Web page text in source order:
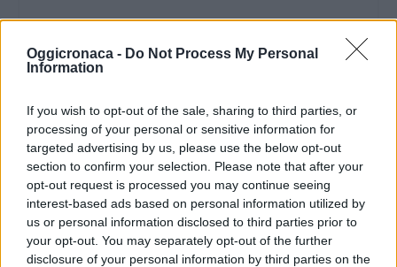
Oggicronaca - Do Not Process My Personal
Information
If you wish to opt-out of the sale, sharing to third parties, or
processing of your personal or sensitive information for
targeted advertising by us, please use the below opt-out
section to confirm your selection. Please note that after your
opt-out request is processed you may continue seeing
interest-based ads based on personal information utilized by
us or personal information disclosed to third parties prior to
your opt-out. You may separately opt-out of the further
disclosure of your personal information by third parties on the
VALUTARE: